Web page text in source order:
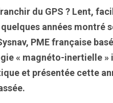
du GPS ? Lent,
années montré
PME française
« magnéto-inertielle
et présentée cette